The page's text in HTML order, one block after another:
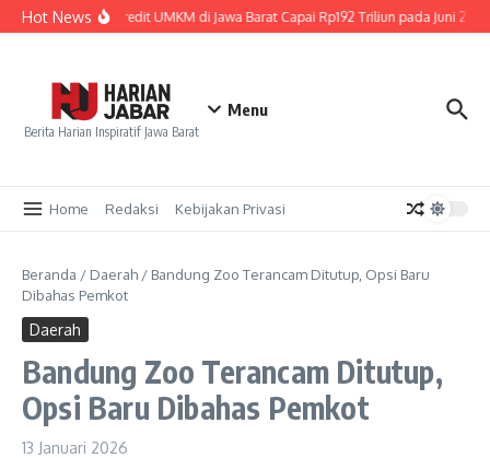
Lewati ke konten
Hot News
Penyaluran Kredit UMKM di Jawa Barat Capai Rp192 Triliun pada Juni 2026
Berita Harian Inspiratif Jawa Barat
Menu
Home Redaksi Kebijakan Privasi
Beranda / Daerah / Bandung Zoo Terancam Ditutup, Opsi Baru
Dibahas Pemkot
Daerah
Bandung Zoo Terancam Ditutup,
Opsi Baru Dibahas Pemkot
13 Januari 2026